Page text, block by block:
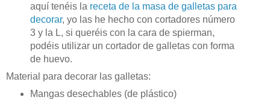
aquí tenéis la receta de la masa de galletas para
decorar, yo las he hecho con cortadores número
3 y la L, si queréis con la cara de spierman,
podéis utilizar un cortador de galletas con forma
de huevo.
Material para decorar las galletas:
Mangas desechables (de plástico)